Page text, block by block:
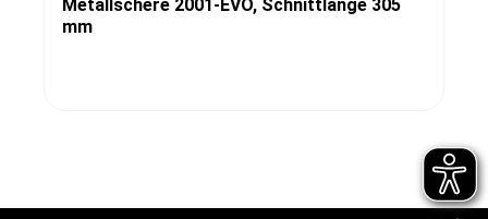
Metallschere 2001-EVO, Schnittlänge 305
mm